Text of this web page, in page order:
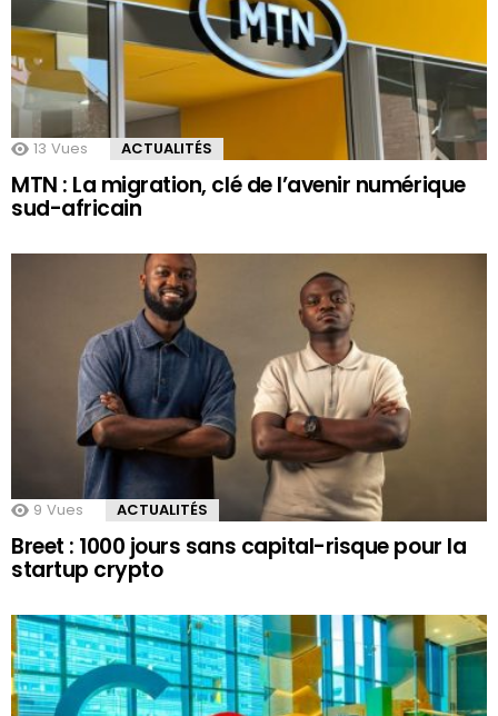
13 Vues ACTUALITÉS
MTN : La migration, clé de l’avenir numérique
sud-africain
9 Vues ACTUALITÉS
Breet : 1000 jours sans capital-risque pour la
startup crypto